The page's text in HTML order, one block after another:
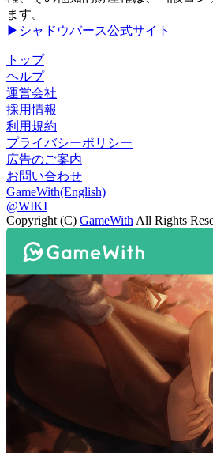
ます。
▶シャドウバース公式サイト
トップ
ヘルプ
運営会社
採用情報
利用規約
プライバシーポリシー
広告のご案内
お問い合わせ
GameWith(English)
@WIKI
Copyright (C) GameWith All Rights